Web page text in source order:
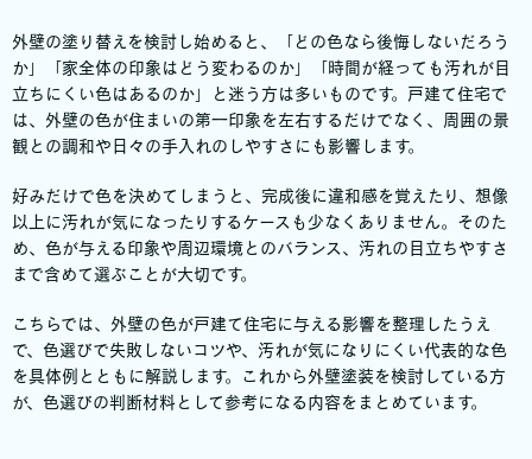
外壁の塗り替えを検討し始めると、「どの色なら後悔しないだろう
か」「家全体の印象はどう変わるのか」「時間が経っても汚れが目
立ちにくい色はあるのか」と迷う方は多いものです。戸建て住宅で
は、外壁の色が住まいの第一印象を左右するだけでなく、周囲の景
観との調和や日々の手入れのしやすさにも影響します。
好みだけで色を決めてしまうと、完成後に違和感を覚えたり、想像
以上に汚れが気になったりするケースも少なくありません。そのた
め、色が与える印象や周辺環境とのバランス、汚れの目立ちやすさ
まで含めて選ぶことが大切です。
こちらでは、外壁の色が戸建て住宅に与える影響を整理したうえ
で、色選びで失敗しないコツや、汚れが気になりにくい代表的な色
を具体例とともに解説します。これから外壁塗装を検討している方
が、色選びの判断材料として参考になる内容をまとめています。